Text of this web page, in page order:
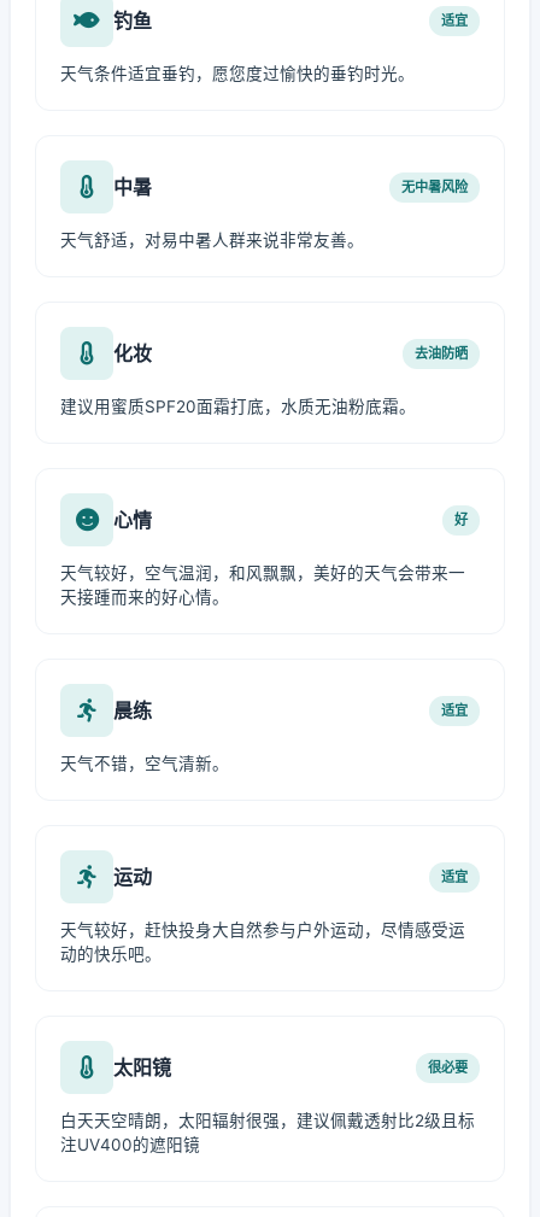
钓鱼 适宜
天气条件适宜垂钓，愿您度过愉快的垂钓时光。
中暑 无中暑风险
天气舒适，对易中暑人群来说非常友善。
化妆 去油防晒
建议用蜜质SPF20面霜打底，水质无油粉底霜。
心情 好
天气较好，空气温润，和风飘飘，美好的天气会带来一
天接踵而来的好心情。
晨练 适宜
天气不错，空气清新。
运动 适宜
天气较好，赶快投身大自然参与户外运动，尽情感受运
动的快乐吧。
太阳镜 很必要
白天天空晴朗，太阳辐射很强，建议佩戴透射比2级且标
注UV400的遮阳镜